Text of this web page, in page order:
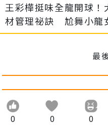
王彩樺挺味全龍開球
材管理祕訣 尬舞小龍
最
0 0 0